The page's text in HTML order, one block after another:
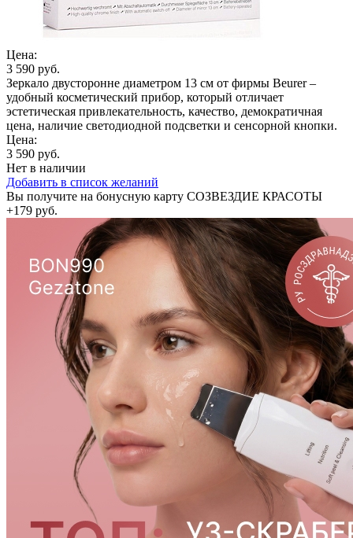
Цена:
3 590 руб.
Зеркало двусторонне диаметром 13 см от фирмы Beurer –
удобный косметический прибор, который отличает
эстетическая привлекательность, качество, демократичная
цена, наличие светодиодной подсветки и сенсорной кнопки.
Цена:
3 590 руб.
Нет в наличии
Добавить в список желаний
Вы получите на бонусную карту СОЗВЕЗДИЕ КРАСОТЫ
+179 руб.